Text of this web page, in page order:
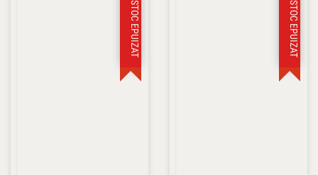
STOC EPUIZAT STOC EPUIZAT